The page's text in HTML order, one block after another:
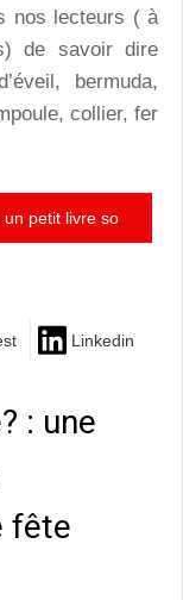
nos lecteurs ( à
de savoir dire
bermuda,
collier, fer
un petit livre so
Linkedin
: une
fête